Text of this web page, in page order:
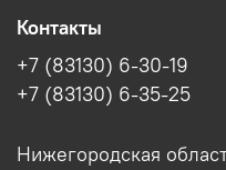
Контакты
+7 (83130) 6-30-19
+7 (83130) 6-35-25
Нижегородская